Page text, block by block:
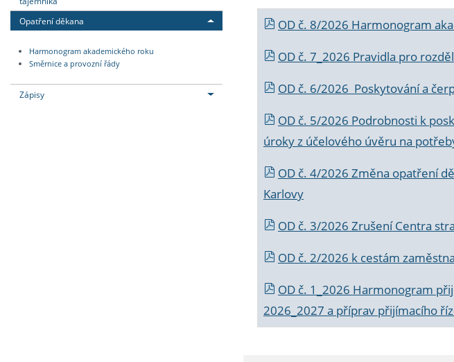
Opatření děkana
Harmonogram akademického roku
Směrnice a provozní řády
Zápisy
OD č. 8/2026 Harmonogram
OD č. 7_2026 Pravidla pro
OD č. 6/2026 Poskytování a
OD č. 5/2026 Podrobnosti k
úroky z účelového úvěru na
OD č. 4/2026 Změna opatření
Karlovy
OD č. 3/2026 Zrušení Centra
OD č. 2/2026 k cestám
OD č. 1_2026 Harmonogram
2026_2027 a příprav přijímacího